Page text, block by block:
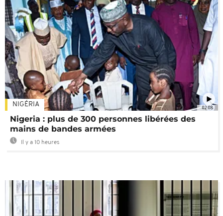
02:08
NIGÉRIA
Nigeria : plus de 300 personnes libérées des
mains de bandes armées
Il y a 10 heures